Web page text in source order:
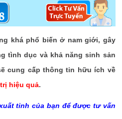
khá phổ biến ở nam giới, gây
tình dục và khả năng sinh sản
cung cấp thông tin hữu ích về
hiệu quả.
tinh của bạn để được tư vấn